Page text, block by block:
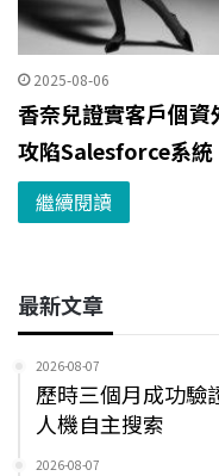
2025-08-06
香奈兒證實客戶個資
攻陷Salesforce系統
繼續閱讀
最新文章
2026-08-07
歷時三個月成功驗
人機自主搜索
2026-08-07